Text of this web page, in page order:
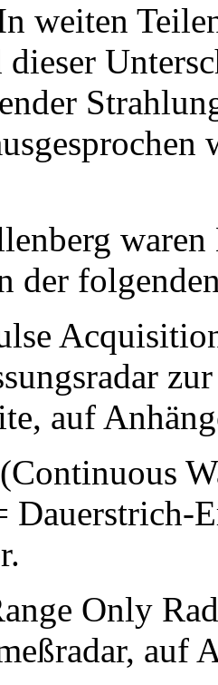
weiten
der
auf
Dauerstrich-
Only
auf